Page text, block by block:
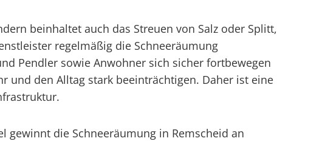
beinhaltet auch das Streuen von Salz oder Splitt,
regelmäßig die Schneeräumung
Pendler sowie Anwohner sich sicher fortbewegen
und den Alltag stark beeinträchtigen. Daher ist eine
gewinnt die Schneeräumung in Remscheid an